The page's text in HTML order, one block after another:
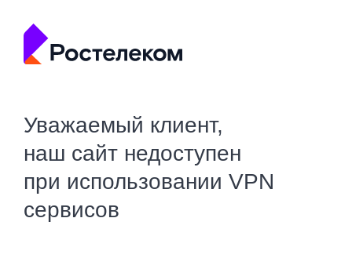
Уважаемый клиент,
наш сайт недоступен
при использовании VPN
сервисов